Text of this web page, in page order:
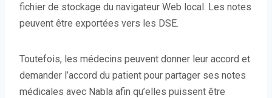
fichier de stockage du navigateur Web local. Les notes
peuvent être exportées vers les DSE.
Toutefois, les médecins peuvent donner leur accord et
demander l’accord du patient pour partager ses notes
médicales avec Nabla afin qu’elles puissent être